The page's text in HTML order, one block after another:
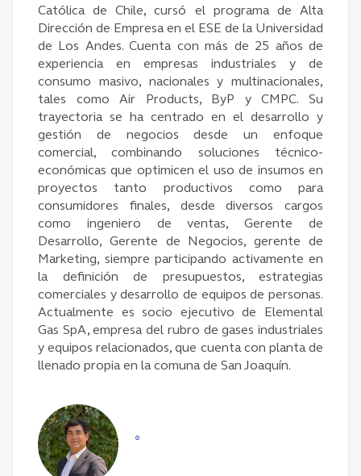
Católica de Chile, cursó el programa de Alta
Dirección de Empresa en el ESE de la Universidad
de Los Andes. Cuenta con más de 25 años de
experiencia en empresas industriales y de
consumo masivo, nacionales y multinacionales,
tales como Air Products, ByP y CMPC. Su
trayectoria se ha centrado en el desarrollo y
gestión de negocios desde un enfoque
comercial, combinando soluciones técnico-
económicas que optimicen el uso de insumos en
proyectos tanto productivos como para
consumidores finales, desde diversos cargos
como ingeniero de ventas, Gerente de
Desarrollo, Gerente de Negocios, gerente de
Marketing, siempre participando activamente en
la definición de presupuestos, estrategias
comerciales y desarrollo de equipos de personas.
Actualmente es socio ejecutivo de Elemental
Gas SpA, empresa del rubro de gases industriales
y equipos relacionados, que cuenta con planta de
llenado propia en la comuna de San Joaquín.
°